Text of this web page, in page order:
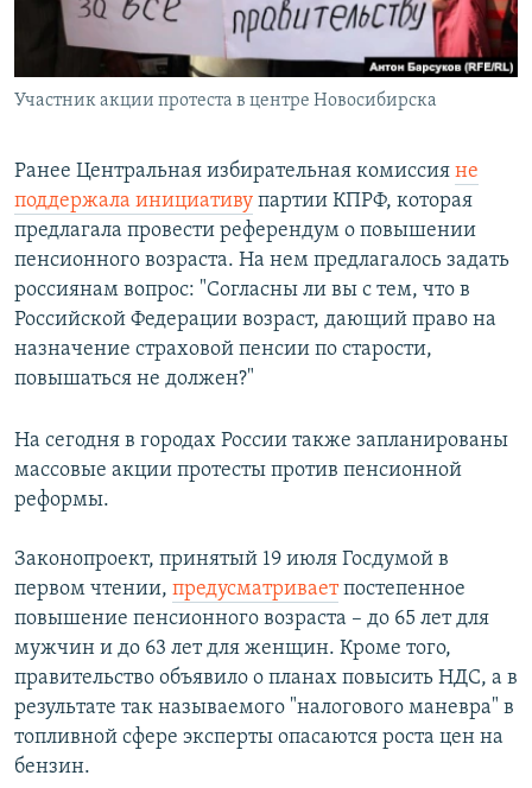
Участник акции протеста в центре Новосибирска
Ранее Центральная избирательная комиссия не
поддержала инициативу партии КПРФ, которая
предлагала провести референдум о повышении
пенсионного возраста. На нем предлагалось задать
россиянам вопрос: "Согласны ли вы с тем, что в
Российской Федерации возраст, дающий право на
назначение страховой пенсии по старости,
повышаться не должен?"
На сегодня в городах России также запланированы
массовые акции протесты против пенсионной
реформы.
Законопроект, принятый 19 июля Госдумой в
первом чтении, предусматриваетпостепенное
повышение пенсионного возраста – до 65 лет для
мужчин и до 63 лет для женщин. Кроме того,
правительство объявило о планах повысить НДС, а в
результате так называемого "налогового маневра" в
топливной сфере эксперты опасаются роста цен на
бензин.